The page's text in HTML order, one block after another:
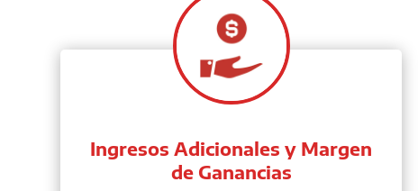
Ingresos Adicionales y Margen
de Ganancias